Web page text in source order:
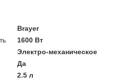
Brayer
1600 Вт
Электро-механическое
Да
2.5 л